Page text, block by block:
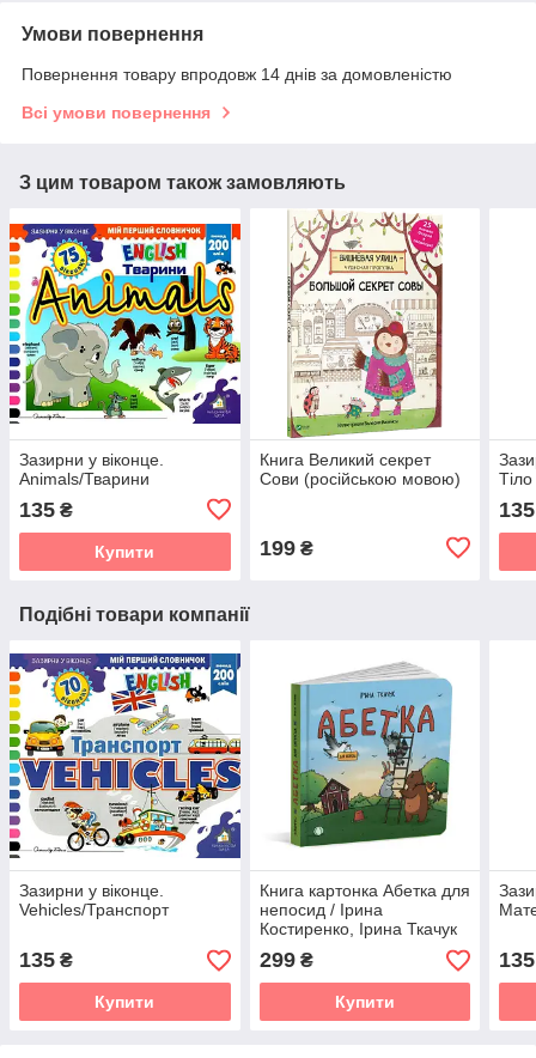
Умови повернення
Повернення товару впродовж 14 днів за домовленістю
Всі умови повернення
З цим товаром також замовляють
Зазирни у віконце.
Animals/Тварини
135 ₴
Купити
Книга Великий секрет
Сови (російською мовою)
199₴
Тіло
135
Подібні товари компанії
Зазирни у віконце.
Vehicles/Транспорт
135 ₴
Купити
Книга картонка Абетка для
непосид / Ірина
Костиренко, Ірина Ткачук
(українською)
299₴
Купити
135